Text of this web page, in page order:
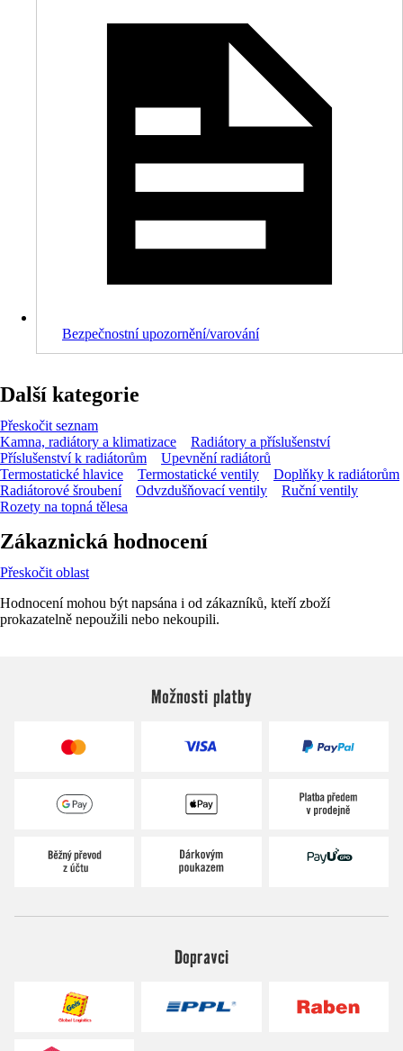
Bezpečnostní upozornění/varování
Další kategorie
Přeskočit seznam
Kamna, radiátory a klimatizace
Radiátory a příslušenství
Příslušenství k radiátorům
Upevnění radiátorů
Termostatické hlavice
Termostatické ventily
Doplňky k radiátorům
Radiátorové šroubení
Odvzdušňovací ventily
Ruční ventily
Rozety na topná tělesa
Zákaznická hodnocení
Přeskočit oblast
Hodnocení mohou být napsána i od zákazníků, kteří zboží
prokazatelně nepoužili nebo nekoupili.
Možnosti platby
Dopravci